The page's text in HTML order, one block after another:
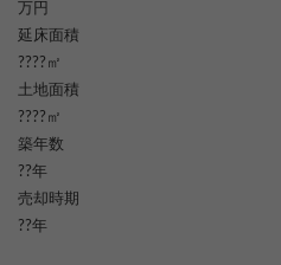
万円
延床面積
????㎡
土地面積
????㎡
築年数
??年
売却時期
??年